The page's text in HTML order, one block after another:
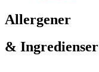
Allergener
& Ingredienser